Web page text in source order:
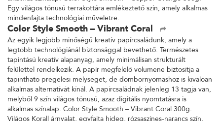
Egy világos tónusú terrakottára emlékeztető szín, amely alkalmas
mindenfajta technológiai műveletre.
Color Style Smooth – Vibrant Coral
Az egyik legjobb minőségű kreatív papírcsaládunk, amely a
legtöbb technológiánál biztonsággal bevethető. Természetes
tapintású kreatív alapanyag, amely minimálisan strukturált
felülettel rendelkezik. A papír megfelelő volumene biztosítja a
tapintható prégelési mélységet, de dombornyomáshoz is kiválóan
alkalmas alternatívát kínál. A papírcsaládnak jelenleg 13 tagja van,
melyből 9 szín világos tónusú, azaz digitális nyomtatásra is
alkalmas színalap. Color Style Smooth – Vibrant Coral 300g.
Világos Korall árnyalat, egyfajta hideg, rózsaszínes-narancs szín,